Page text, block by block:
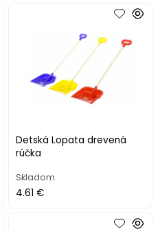
Detská Lopata drevená
rúčka
Skladom
4.61 €